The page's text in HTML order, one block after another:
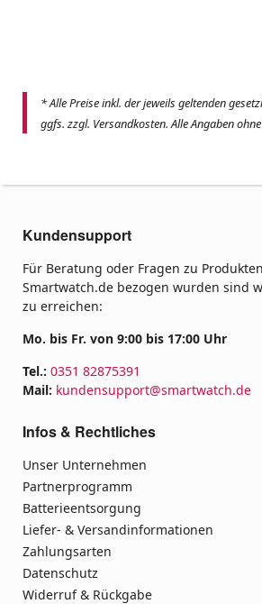
* Alle Preise inkl. der jeweils geltenden
ggfs. zzgl. Versandkosten. Alle Angaben
Kundensupport
Für Beratung oder Fragen zu
Smartwatch.de bezogen wurden sind
zu erreichen:
Mo. bis Fr. von 9:00 bis 17:00 Uhr
Tel.: 0351 82875391
Mail: kundensupport@smartwatch.de
Infos & Rechtliches
Unser Unternehmen
Partnerprogramm
Batterieentsorgung
Liefer- & Versandinformationen
Zahlungsarten
Datenschutz
Widerruf & Rückgabe